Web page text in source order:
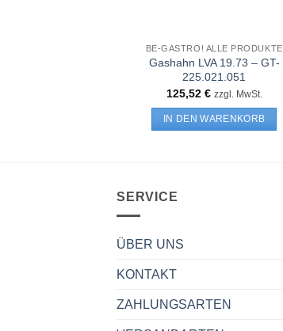
BE-GASTRO! ALLE PRODUKTE
Gashahn LVA 19.73 – GT-
225.021.051
125,52 € zzgl. MwSt.
IN DEN WARENKORB
SERVICE
ÜBER UNS
KONTAKT
ZAHLUNGSARTEN